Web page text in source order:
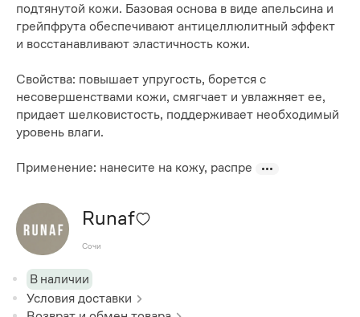
подтянутой кожи. Базовая основа в виде апельсина и
грейпфрута обеспечивают антицеллюлитный эффект
и восстанавливают эластичность кожи.
Свойства: повышает упругость, борется с
несовершенствами кожи, смягчает и увлажняет ее,
придает шелковистость, поддерживает необходимый
уровень влаги.
Применение: нанесите на кожу, распре
Runaf
Сочи
В наличии
Условия доставки